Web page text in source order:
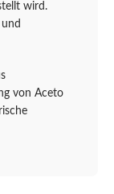
wird.
von Aceto